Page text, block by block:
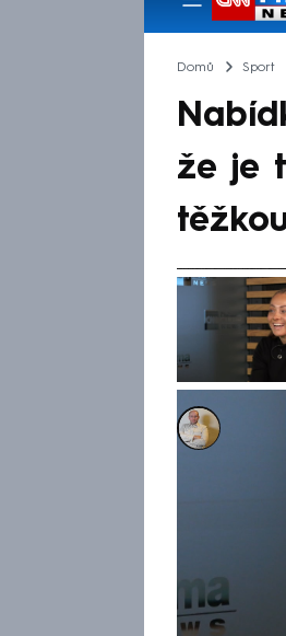
Domů Sport
že je
Ondřej
18. říj 2024,
Má před
se už
velké